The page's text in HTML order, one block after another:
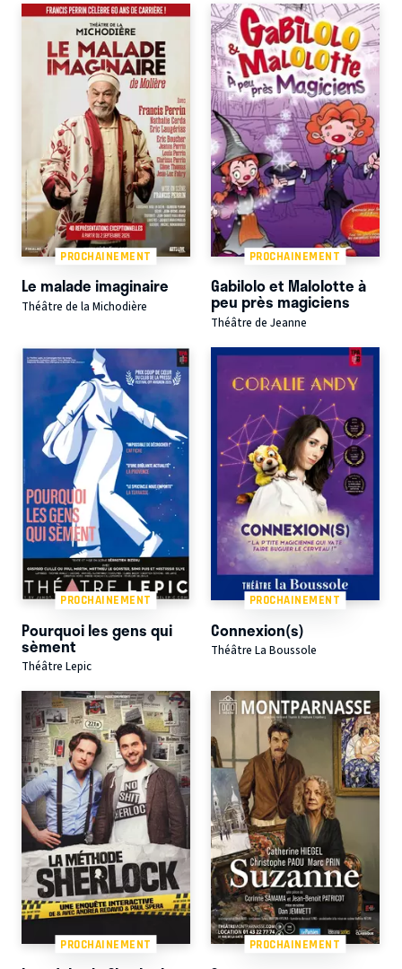
PROCHAINEMENT
Le malade imaginaire
Théâtre de la Michodière
PROCHAINEMENT
Gabilolo et Malolotte à
peu près magiciens
Théâtre de Jeanne
PROCHAINEMENT
Pourquoi les gens qui
sèment
Théâtre Lepic
PROCHAINEMENT
Connexion(s)
Théâtre La Boussole
PROCHAINEMENT PROCHAINEMENT